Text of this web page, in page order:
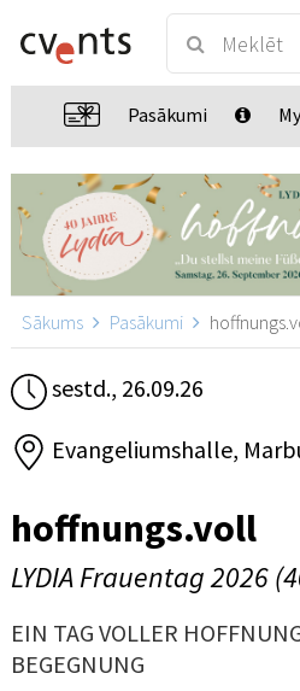
Pasākumi
Sākums Pasākumi
sestd., 26.09.26
Evangeliumshalle,
hoffnungs.voll
LYDIA Frauentag 2026
EIN TAG VOLLER
BEGEGNUNG